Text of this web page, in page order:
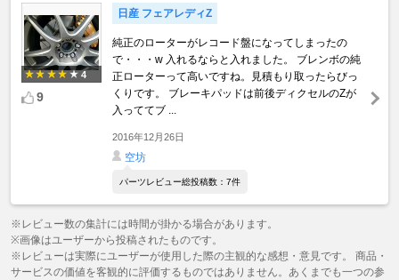
4
9
日産 フェアレディZ
純正のローターがレコード盤になってしまったの
で・・・w 入れるならと入れました。 ブレンボの純
正ローターって高いですね。見積もり取ったらびっ
くりです。 ブレーキパッドは前後ディクセルのZが
入っててブ ...
2016年12月26日
空坊
パーツレビュー総投稿数：7件
※レビュー数の集計には時間が掛かる場合があります。
※画像はユーザーから投稿されたものです。
※レビューは実際にユーザーが使用した際の主観的な感想・意見です。 商品・
サービスの価値を客観的に評価するものではありません。あくまでも一つの参